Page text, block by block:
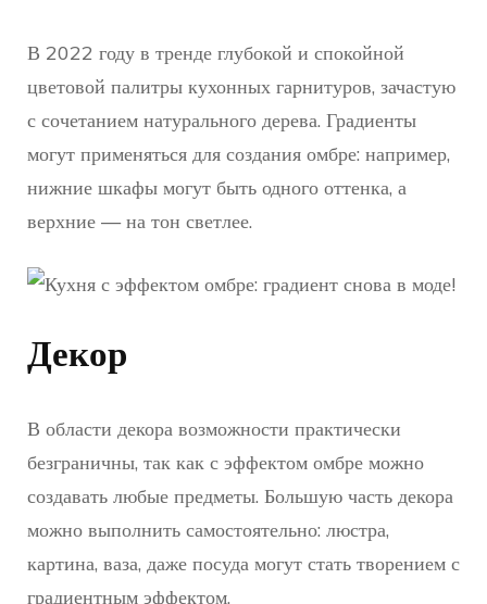
В 2022 году в тренде глубокой и спокойной
цветовой палитры кухонных гарнитуров, зачастую
с сочетанием натурального дерева. Градиенты
могут применяться для создания омбре: например,
нижние шкафы могут быть одного оттенка, а
верхние — на тон светлее.
Декор
В области декора возможности практически
безграничны, так как с эффектом омбре можно
создавать любые предметы. Большую часть декора
можно выполнить самостоятельно: люстра,
картина, ваза, даже посуда могут стать творением с
градиентным эффектом.